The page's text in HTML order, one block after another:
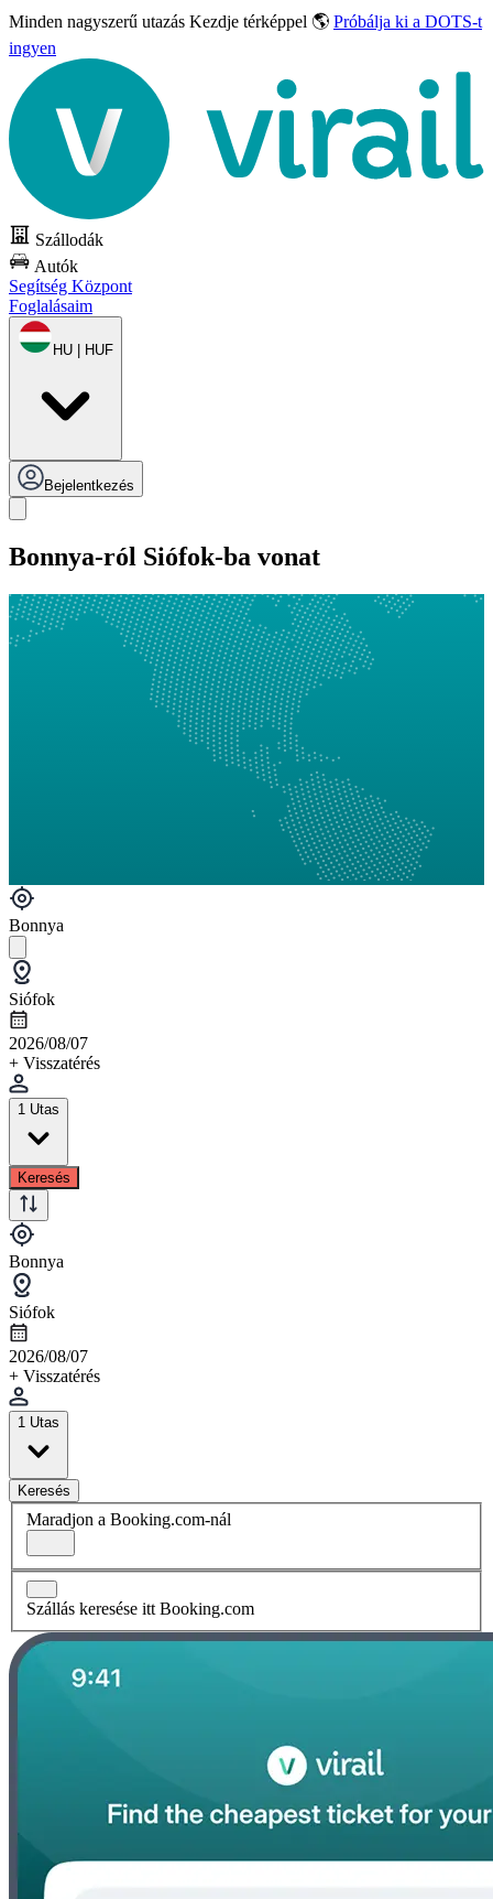
Minden nagyszerű utazás Kezdje térképpel 🌎 Próbálja ki a DOTS-t
ingyen
Szállodák
Autók
Segítség Központ
Foglalásaim
HU | HUF
Bejelentkezés
Bonnya-ról Siófok-ba vonat
Bonnya
Siófok
2026/08/07
+ Visszatérés
1 Utas
Keresés
Bonnya
Siófok
2026/08/07
+ Visszatérés
1 Utas
Keresés
Maradjon a Booking.com-nál
Szállás keresése itt Booking.com